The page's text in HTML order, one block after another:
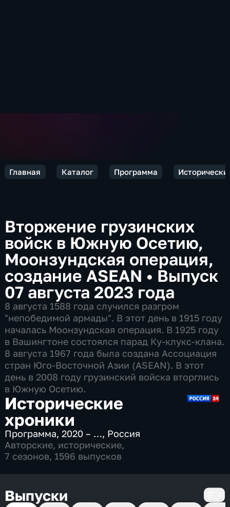
Главная Каталог Программа
Вторжение грузинских
войск в Южную Осетию,
Моонзундская операция,
создание ASEAN • Выпуск
07 августа 2023 года
8 августа 1588 года случился разгром
"непобедимой армады". В этот день в 1915 году
началась Моонзундская операция. В 1925 году
в Вашингтоне состоялся парад Ку-клукс-клана.
8 августа 1967 года была создана Ассоциация
стран Юго-Восточной Азии (ASEAN). В этот
день в 2008 году грузинский войска вторглись
в Южную Осетию.
Исторические
хроники
Программа,2020 – …, Россия
Авторские, исторические,
7 сезонов, 1596 выпусков
Выпуски